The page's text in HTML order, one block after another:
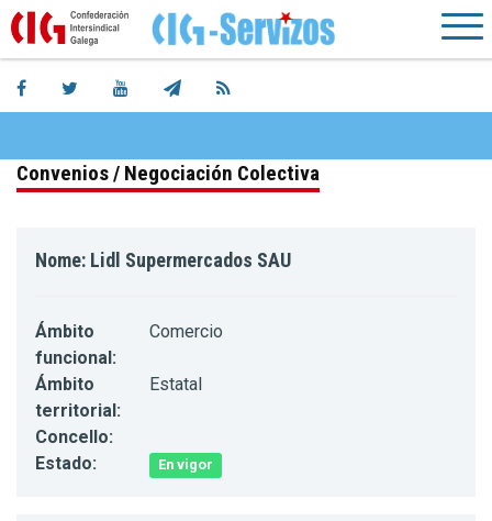
Convenios / Negociación Colectiva
Nome: Lidl Supermercados SAU
Ámbito
funcional:
Comercio
Ámbito
territorial:
Estatal
Concello:
Estado:
En vigor